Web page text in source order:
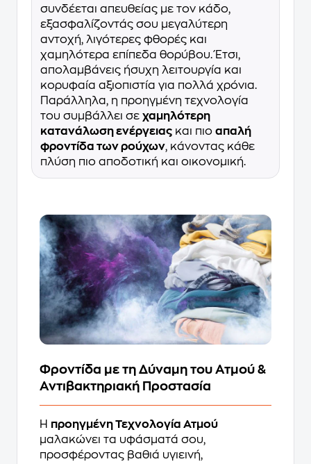
συνδέεται απευθείας με τον κάδο,
εξασφαλίζοντάς σου μεγαλύτερη
αντοχή, λιγότερες φθορές και
χαμηλότερα επίπεδα θορύβου. Έτσι,
απολαμβάνεις ήσυχη λειτουργία και
κορυφαία αξιοπιστία για πολλά χρόνια.
Παράλληλα, η προηγμένη τεχνολογία
του συμβάλλει σε χαμηλότερη
κατανάλωση ενέργειας και πιο απαλή
φροντίδα των ρούχων, κάνοντας κάθε
πλύση πιο αποδοτική και οικονομική.
Φροντίδα με τη Δύναμη του Ατμού &
Αντιβακτηριακή Προστασία
Η προηγμένη Τεχνολογία Ατμού
μαλακώνει τα υφάσματά σου,
προσφέροντας βαθιά υγιεινή,